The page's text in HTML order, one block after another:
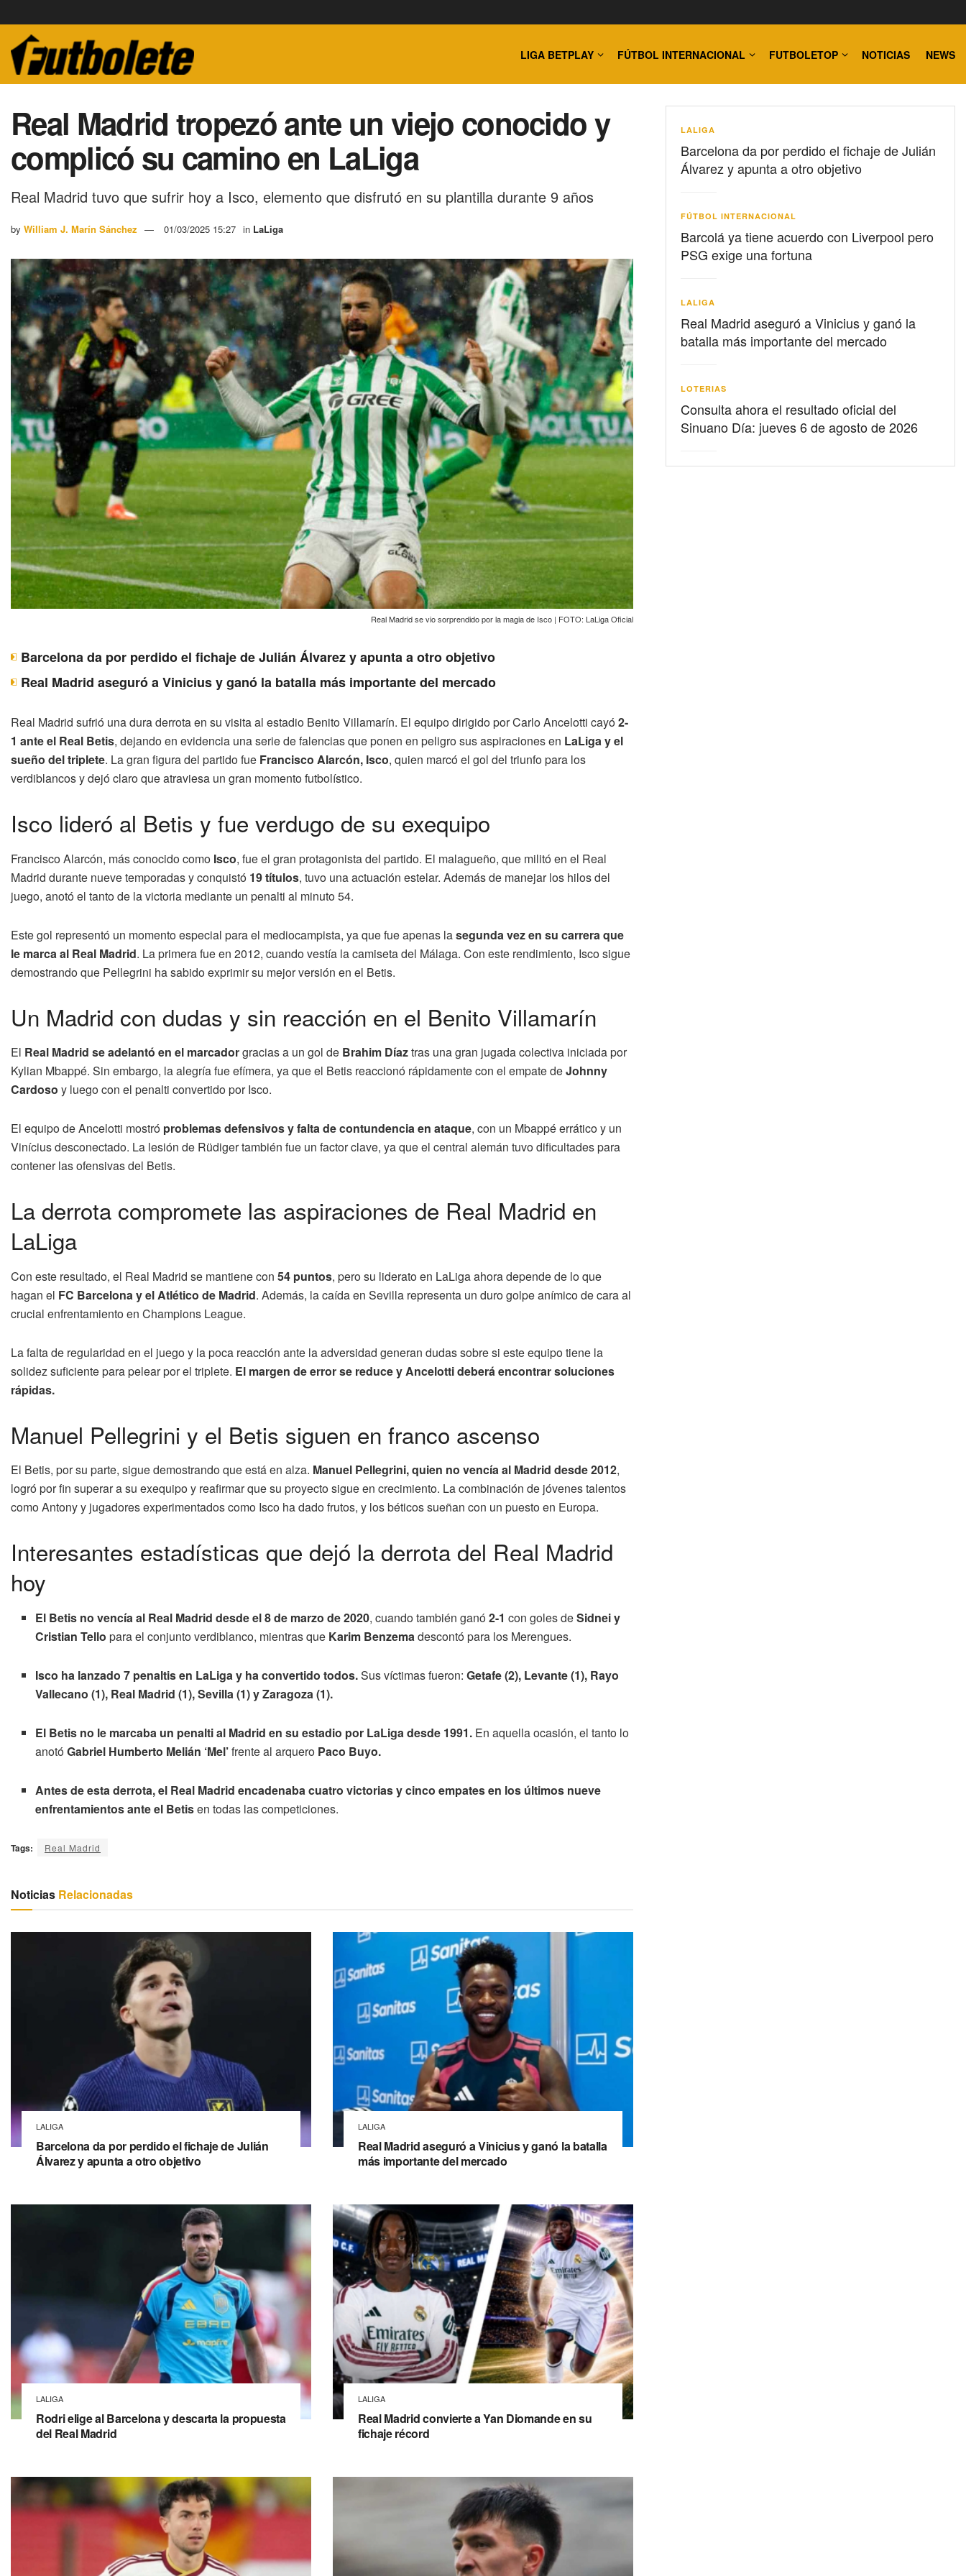
LIGA BETPLAY FÚTBOL INTERNACIONAL FUTBOLETOP NOTICIAS NEWS
Real Madrid tropezó ante un viejo conocido y
complicó su camino en LaLiga
Real Madrid tuvo que sufrir hoy a Isco, elemento que disfrutó en su plantilla durante 9 años
by William J. Marín Sánchez 01/03/2025 15:27 in LaLiga
Real Madrid se vio sorprendido por la magia de Isco | FOTO: LaLiga Oficial
Barcelona da por perdido el fichaje de Julián Álvarez y apunta a otro objetivo
Real Madrid aseguró a Vinicius y ganó la batalla más importante del mercado
Real Madrid sufrió una dura derrota en su visita al estadio Benito Villamarín. El equipo dirigido por Carlo Ancelotti cayó2-
1 ante el Real Betis, dejando en evidencia una serie de falencias que ponen en peligro sus aspiraciones en LaLiga y el
sueño del triplete. La gran figura del partido fue Francisco Alarcón, Isco, quien marcó el gol del triunfo para los
verdiblancos y dejó claro que atraviesa un gran momento futbolístico.
Isco lideró al Betis y fue verdugo de su exequipo
Francisco Alarcón, más conocido como Isco, fue el gran protagonista del partido. El malagueño, que militó en el Real
Madrid durante nueve temporadas y conquistó 19 títulos, tuvo una actuación estelar. Además de manejar los hilos del
juego, anotó el tanto de la victoria mediante un penalti al minuto 54.
Este gol representó un momento especial para el mediocampista, ya que fue apenas lasegunda vez en su carrera que
le marca al Real Madrid. La primera fue en 2012, cuando vestía la camiseta del Málaga. Con este rendimiento, Isco sigue
demostrando que Pellegrini ha sabido exprimir su mejor versión en el Betis.
Un Madrid con dudas y sin reacción en el Benito Villamarín
El Real Madrid se adelantó en el marcadorgracias a un gol de Brahim Díaztras una gran jugada colectiva iniciada por
Kylian Mbappé. Sin embargo, la alegría fue efímera, ya que el Betis reaccionó rápidamente con el empate deJohnny
Cardoso y luego con el penalti convertido por Isco.
El equipo de Ancelotti mostró problemas defensivos y falta de contundencia en ataque, con un Mbappé errático y un
Vinícius desconectado. La lesión de Rüdiger también fue un factor clave, ya que el central alemán tuvo dificultades para
contener las ofensivas del Betis.
La derrota compromete las aspiraciones de Real Madrid en
LaLiga
Con este resultado, el Real Madrid se mantiene con 54 puntos, pero su liderato en LaLiga ahora depende de lo que
hagan el FC Barcelona y el Atlético de Madrid. Además, la caída en Sevilla representa un duro golpe anímico de cara al
crucial enfrentamiento en Champions League.
La falta de regularidad en el juego y la poca reacción ante la adversidad generan dudas sobre si este equipo tiene la
solidez suficiente para pelear por el triplete. El margen de error se reduce y Ancelotti deberá encontrar soluciones
rápidas.
Manuel Pellegrini y el Betis siguen en franco ascenso
El Betis, por su parte, sigue demostrando que está en alza. Manuel Pellegrini, quien no vencía al Madrid desde 2012,
logró por fin superar a su exequipo y reafirmar que su proyecto sigue en crecimiento. La combinación de jóvenes talentos
como Antony y jugadores experimentados como Isco ha dado frutos, y los béticos sueñan con un puesto en Europa.
Interesantes estadísticas que dejó la derrota del Real Madrid
hoy
El Betis no vencía al Real Madrid desde el 8 de marzo de 2020, cuando también ganó2-1 con goles deSidnei y
Cristian Tello para el conjunto verdiblanco, mientras que Karim Benzemadescontó para los Merengues.
Isco ha lanzado 7 penaltis en LaLiga y ha convertido todos.Sus víctimas fueron:Getafe (2), Levante (1), Rayo
Vallecano (1), Real Madrid (1), Sevilla (1) y Zaragoza (1).
El Betis no le marcaba un penalti al Madrid en su estadio por LaLiga desde 1991. En aquella ocasión, el tanto lo
anotóGabriel Humberto Melián ‘Mel’frente al arquero Paco Buyo.
Antes de esta derrota, el Real Madrid encadenaba cuatro victorias y cinco empates en los últimos nueve
enfrentamientos ante el Betisen todas las competiciones.
Tags: Real Madrid
Noticias Relacionadas
LALIGA
Barcelona da por perdido el fichaje de Julián
Álvarez y apunta a otro objetivo
LALIGA
Real Madrid aseguró a Vinicius y ganó la batalla
más importante del mercado
LALIGA
Rodri elige al Barcelona y descarta la propuesta
del Real Madrid
LALIGA
Real Madrid convierte a Yan Diomande en su
fichaje récord
LALIGA
Barcelona da por perdido el fichaje de Julián
Álvarez y apunta a otro objetivo
FÚTBOL INTERNACIONAL
Barcolá ya tiene acuerdo con Liverpool pero
PSG exige una fortuna
LALIGA
Real Madrid aseguró a Vinicius y ganó la
batalla más importante del mercado
LOTERIAS
Consulta ahora el resultado oficial del
Sinuano Día: jueves 6 de agosto de 2026